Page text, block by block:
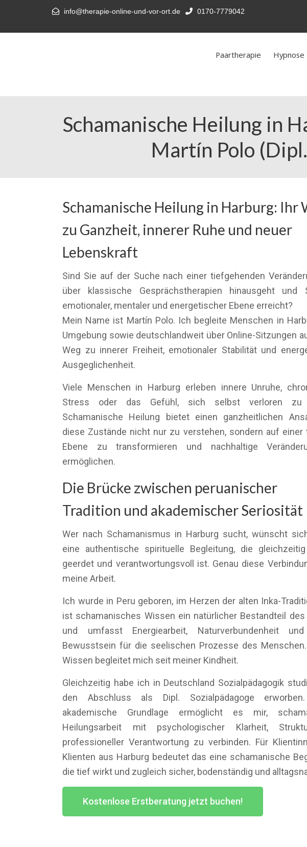
info@therapie-online-und-vor-ort.de 0170-7779042
Paartherapie Hypnose
Schamanische Heilung in
Martín Polo
Schamanische Heilung in Harburg: Ihr
zu Ganzheit, innerer Ruhe und neuer
Lebenskraft
Sind Sie auf der Suche nach einer tiefgehenden
über klassische Gesprächstherapien hinausgeht und
emotionaler, mentaler und energetischer Ebene erreicht?
Mein Name ist Martín Polo. Ich begleite Menschen in
Umgebung sowie deutschlandweit über Online-Sitzungen
Weg zu innerer Freiheit, emotionaler Stabilität und
Ausgeglichenheit.
Viele Menschen in Harburg erleben innere Unruhe,
Stress oder das Gefühl, sich selbst verloren zu
Schamanische Heilung bietet einen ganzheitlichen
diese Zustände nicht nur zu verstehen, sondern auf einer
Ebene zu transformieren und nachhaltige
ermöglichen.
Die Brücke zwischen peruanischer
Tradition und akademischer Seriosität
Wer nach Schamanismus in Harburg sucht, wünscht
eine authentische spirituelle Begleitung, die
geerdet und verantwortungsvoll ist. Genau diese
meine Arbeit.
Ich wurde in Peru geboren, im Herzen der alten Inka-
ist schamanisches Wissen ein natürlicher Bestandteil des
und umfasst Energiearbeit, Naturverbundenheit
Bewusstsein für die seelischen Prozesse des
Wissen begleitet mich seit meiner Kindheit.
Gleichzeitig habe ich in Deutschland Sozialpädagogik
den Abschluss als Dipl. Sozialpädagoge
akademische Grundlage ermöglicht es mir,
Heilungsarbeit mit psychologischer Klarheit,
professioneller Verantwortung zu verbinden. Für
Klienten aus Harburg bedeutet das eine schamanische
die tief wirkt und zugleich sicher, bodenständig und
Kostenlose Erstberatung jetzt buchen!